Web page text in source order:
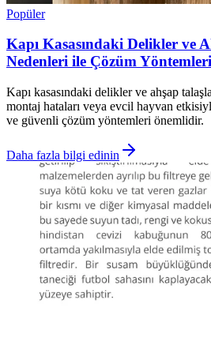
Popüler
Kapı Kasasındaki Delikler ve
Nedenleri ile Çözüm Yöntemleri
Kapı kasasındaki delikler ve ahşap
montaj hataları veya evcil hayvan
ve güvenli çözüm yöntemleri önemlidir.
Daha fazla bilgi edinin